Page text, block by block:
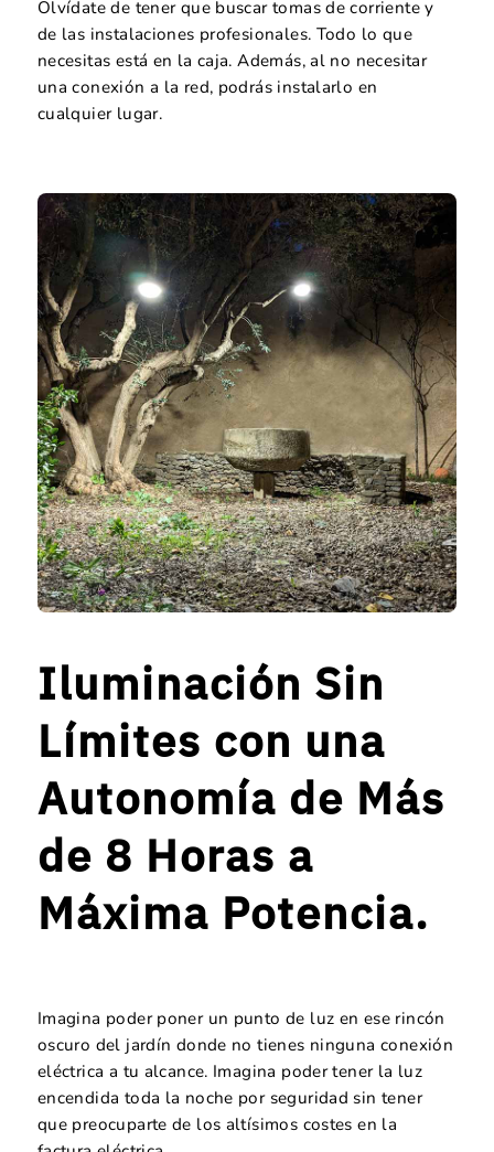
Olvídate de tener que buscar tomas de corriente y
de las instalaciones profesionales. Todo lo que
necesitas está en la caja. Además, al no necesitar
una conexión a la red, podrás instalarlo en
cualquier lugar.
Iluminación Sin
Límites con una
Autonomía de Más
de 8 Horas a
Máxima Potencia.
Imagina poder poner un punto de luz en ese rincón
oscuro del jardín donde no tienes ninguna conexión
eléctrica a tu alcance. Imagina poder tener la luz
encendida toda la noche por seguridad sin tener
que preocuparte de los altísimos costes en la